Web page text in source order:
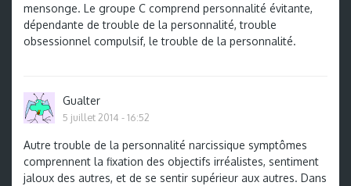
mensonge. Le groupe C comprend personnalité évitante,
dépendante de trouble de la personnalité, trouble
obsessionnel compulsif, le trouble de la personnalité.
Gualter
5 juillet 2014 - 16:52
Autre trouble de la personnalité narcissique symptômes
comprennent la fixation des objectifs irréalistes, sentiment
jaloux des autres, et de se sentir supérieur aux autres. Dans